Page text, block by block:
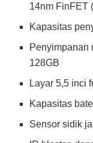
14nm FinFET
Kapasitas
Penyimpanan
128GB
Layar 5,5 inci
Kapasitas
Sensor sidik